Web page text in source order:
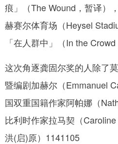
痕」（The Wound，暂译）
赫赛尔体育场（Heysel
「在人群中」（In the Crowd
这次角逐龚固尔奖的人除了
暨编剧加赫尔（Emmanuel
国双重国籍作家阿帕娜（
比利时作家拉马契（
洪(启)原）1141105